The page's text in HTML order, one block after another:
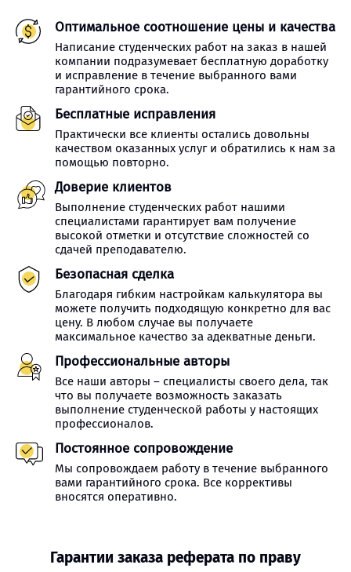
Оптимальное соотношение цены и качества
Написание студенческих работ на заказ в нашей
компании подразумевает бесплатную доработку
и исправление в течение выбранного вами
гарантийного срока.
Бесплатные исправления
Практически все клиенты остались довольны
качеством оказанных услуг и обратились к нам за
помощью повторно.
Доверие клиентов
Выполнение студенческих работ нашими
специалистами гарантирует вам получение
высокой отметки и отсутствие сложностей со
сдачей преподавателю.
Безопасная сделка
Благодаря гибким настройкам калькулятора вы
можете получить подходящую конкретно для вас
цену. В любом случае вы получаете
максимальное качество за адекватные деньги.
Профессиональные авторы
Все наши авторы – специалисты своего дела, так
что вы получаете возможность заказать
выполнение студенческой работы у настоящих
профессионалов.
Постоянное сопровождение
Мы сопровождаем работу в течение выбранного
вами гарантийного срока. Все коррективы
вносятся оперативно.
Гарантии заказа реферата по праву